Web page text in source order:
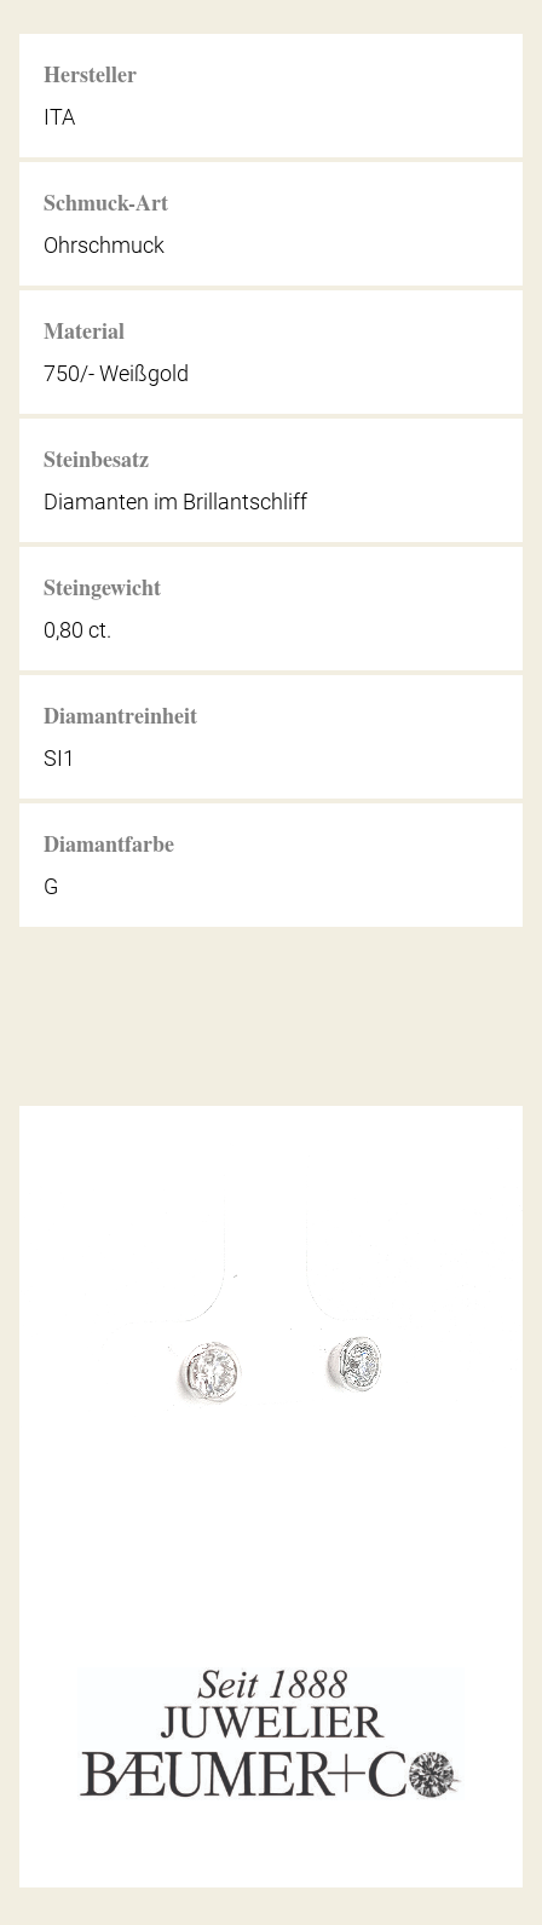
Hersteller
ITA
Schmuck-Art
Ohrschmuck
Material
750/- Weißgold
Steinbesatz
Diamanten im Brillantschliff
Steingewicht
0,80 ct.
Diamantreinheit
SI1
Diamantfarbe
G